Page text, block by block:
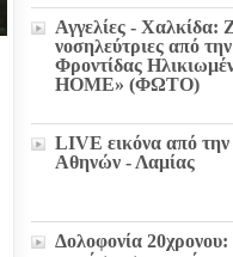
Αγγελίες - Χαλκίδα:
νοσηλεύτριες από
Φροντίδας
HOME» (ΦΩΤΟ)
LIVE εικόνα από
Αθηνών - Λαμίας
Δολοφονία